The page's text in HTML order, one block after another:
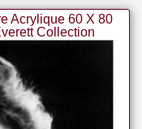
Acrylique 60 X 80
Collection